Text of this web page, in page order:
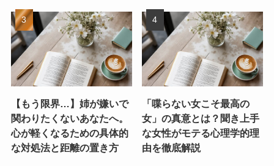
【もう限界…】姉が嫌いで
関わりたくないあなたへ。
心が軽くなるための具体的
な対処法と距離の置き方
「喋らない女こそ最高の
女」の真意とは？聞き上手
な女性がモテる心理学的理
由を徹底解説